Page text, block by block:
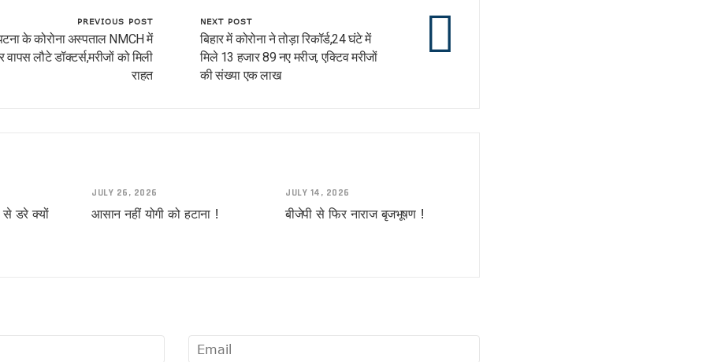
!
PREVIOUS POST
के कोरोना अस्‍पताल NMCH में
वापस लौटे डॉक्टर्स,मरीजों को मिली
राहत
NEXT POST
बिहार में कोरोना ने तोड़ा रिकॉर्ड,24 घंटे में
मिले 13 हजार 89 नए मरीज, एक्टिव मरीजों
की संख्या एक लाख
डरे क्यों
JULY 26, 2026
आसान नहीं योगी को हटाना !
JULY 14, 2026
बीजेपी से फिर नाराज बृजभूषण !